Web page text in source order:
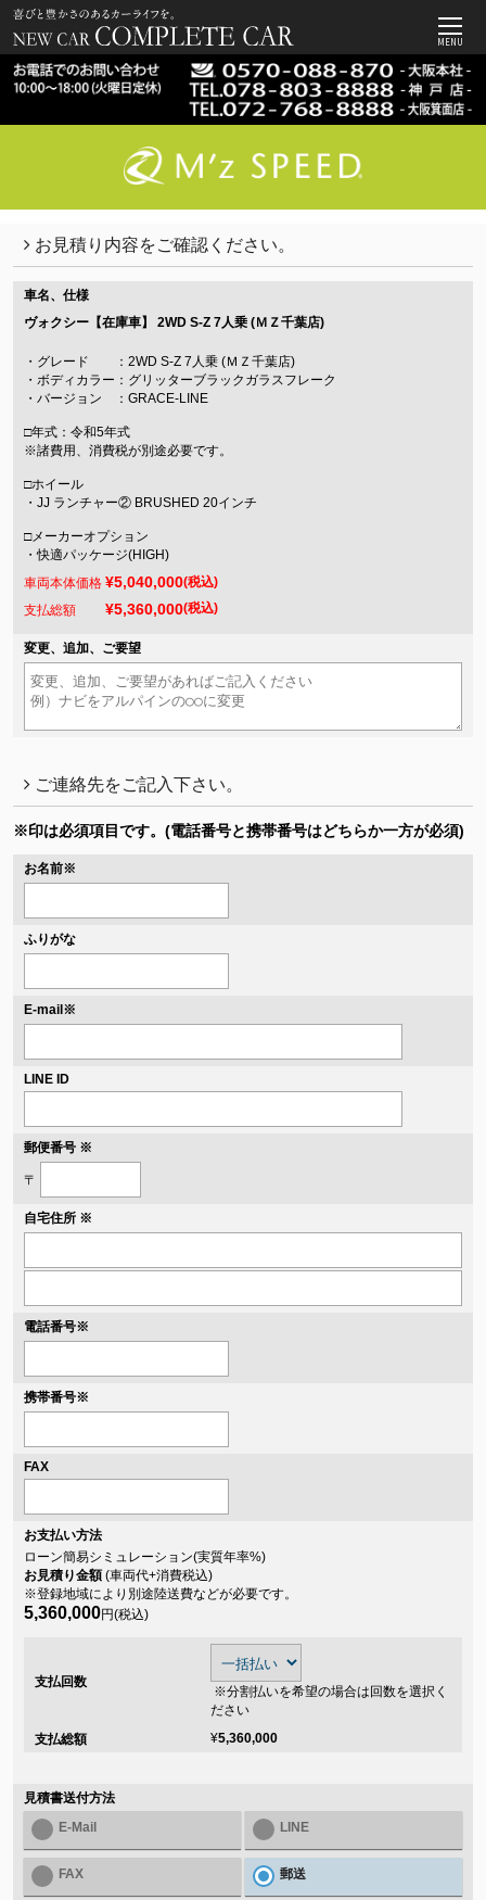
MENU
お見積り内容をご確認ください。
車名、仕様
ヴォクシー【在庫車】 2WD S-Z 7人乗 (ＭＺ千葉店)
・グレード ：2WD S-Z 7人乗 (ＭＺ千葉店)
・ボディカラー：グリッターブラックガラスフレーク
・バージョン ：GRACE-LINE
□年式：令和5年式
※諸費用、消費税が別途必要です。
□ホイール
・JJ ランチャー② BRUSHED 20インチ
□メーカーオプション
・快適パッケージ(HIGH)
車両本体価格 ¥5,040,000(税込)
支払総額 ¥5,360,000(税込)
変更、追加、ご要望
ご連絡先をご記入下さい。
※印は必須項目です。 (電話番号と携帯番号はどちらか一方が必須)
お名前※
ふりがな
E-mail ※
LINE ID
郵便番号 ※
〒
自宅住所 ※
電話番号※
携帯番号※
FAX
お支払い方法
ローン簡易シミュレーション(実質年率%)
お見積り金額(車両代+消費税込)
※登録地域により別途陸送費などが必要です。
5,360,000円(税込)
支払回数
※分割払いを希望の場合は回数を選択く
ださい
支払総額
¥5,360,000
見積書送付方法
E-Mail
LINE
FAX 郵送